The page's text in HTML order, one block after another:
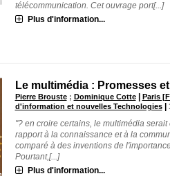
télécommunication. Cet ouvrage port[...]
Plus d'information...
Le multimédia : Promesses
Pierre Brouste; Dominique Cotte Paris
d'information et nouvelles Technologies|
"? en croire certains, le multimédia
rapport à la connaissance et à la
comparé à des inventions de
Pourtant,[...]
Plus d'information...